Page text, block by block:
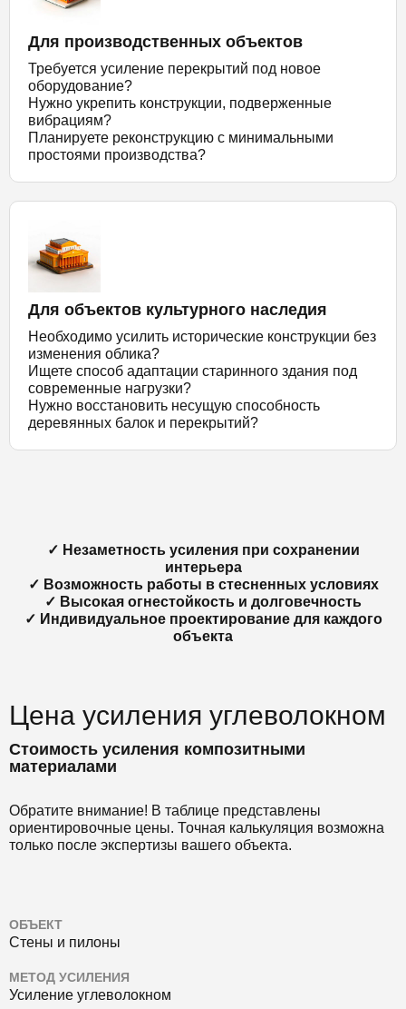
Для производственных объектов
Требуется усиление перекрытий под новое
оборудование?
Нужно укрепить конструкции, подверженные
вибрациям?
Планируете реконструкцию с минимальными
простоями производства?
Для объектов культурного наследия
Необходимо усилить исторические конструкции без
изменения облика?
Ищете способ адаптации старинного здания под
современные нагрузки?
Нужно восстановить несущую способность
деревянных балок и перекрытий?
✓ Незаметность усиления при сохранении
интерьера
✓ Возможность работы в стесненных условиях
✓ Высокая огнестойкость и долговечность
✓ Индивидуальное проектирование для каждого
объекта
Цена усиления углеволокном
Стоимость усиления композитными
материалами
Обратите внимание! В таблице представлены
ориентировочные цены. Точная калькуляция возможна
только после экспертизы вашего объекта.
ОБЪЕКТ
Стены и пилоны
МЕТОД УСИЛЕНИЯ
Усиление углеволокном